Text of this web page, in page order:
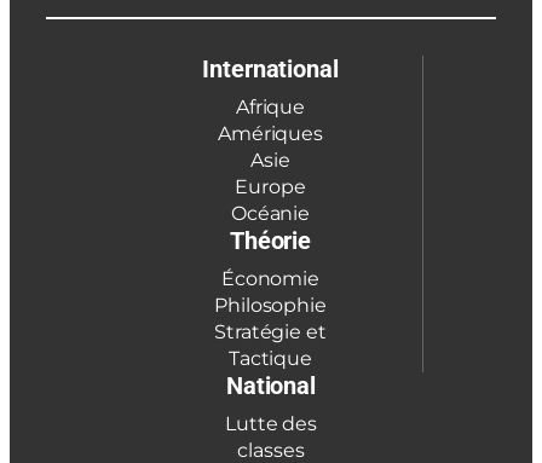
International
Afrique
Amériques
Asie
Europe
Océanie
Théorie
Économie
Philosophie
Stratégie et
Tactique
National
Lutte des
classes